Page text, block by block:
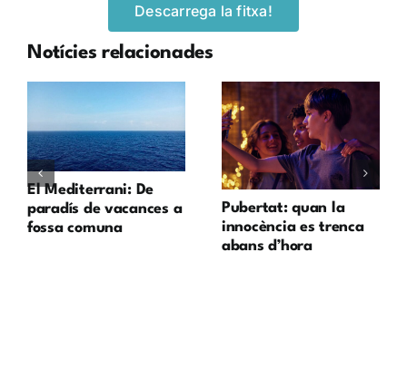
Descarrega la fitxa!
Notícies relacionades
El Mediterrani: De
paradís de vacances a
fossa comuna
Pubertat: quan la
innocència es trenca
abans d’hora